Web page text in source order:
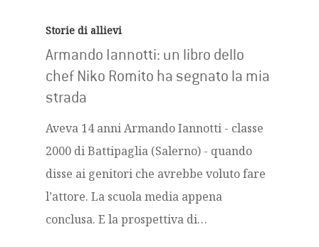
Storie di allievi
Armando Iannotti: un libro dello
chef Niko Romito ha segnato la mia
strada
Aveva 14 anni Armando Iannotti - classe
2000 di Battipaglia (Salerno) - quando
disse ai genitori che avrebbe voluto fare
l’attore. La scuola media appena
conclusa. E la prospettiva di…